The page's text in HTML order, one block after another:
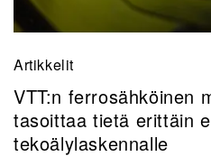
Artikkelit
VTT:n ferrosähköinen
tasoittaa tietä erittäin
tekoälylaskennalle